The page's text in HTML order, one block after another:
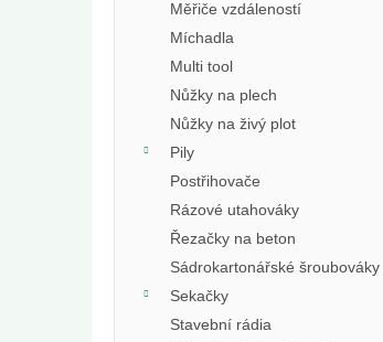
Měřiče vzdáleností
Míchadla
Multi tool
Nůžky na plech
Nůžky na živý plot
Pily
Postřihovače
Rázové utahováky
Řezačky na beton
Sádrokartonářské šroubováky
Sekačky
Stavební rádia